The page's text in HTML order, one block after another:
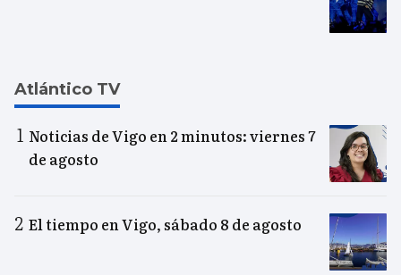
Atlántico TV
Noticias de Vigo en 2 minutos: viernes 7
de agosto
El tiempo en Vigo, sábado 8 de agosto